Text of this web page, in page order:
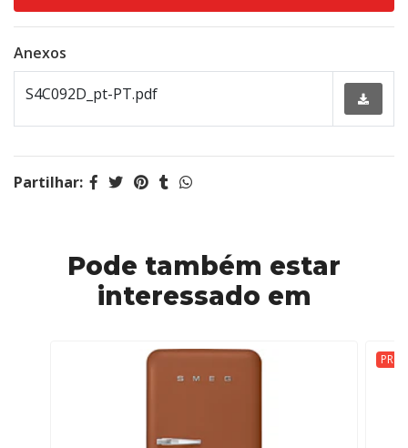
Anexos
S4C092D_pt-PT.pdf
Partilhar:
Pode também estar
interessado em